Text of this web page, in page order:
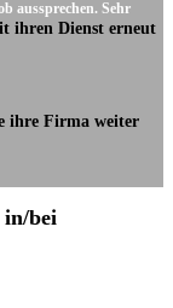
aussprechen. Sehr
ihren Dienst erneut
ihre Firma weiter
in/bei